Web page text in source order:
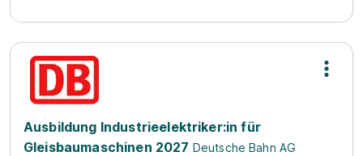
Ausbildung Industrieelektriker:in für
Gleisbaumaschinen 2027 Deutsche Bahn AG